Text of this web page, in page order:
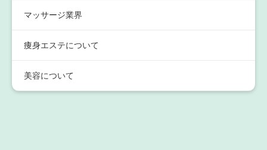
マッサージ業界
痩身エステについて
美容について